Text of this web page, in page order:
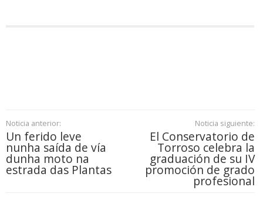
Noticia anterior:
Un ferido leve
nunha saída de vía
dunha moto na
estrada das Plantas
Noticia siguiente:
El Conservatorio de
Torroso celebra la
graduación de su IV
promoción de grado
profesional